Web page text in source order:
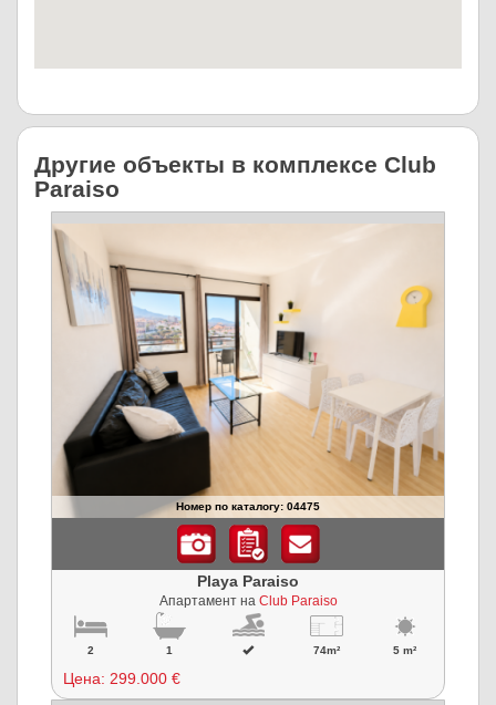
Другие объекты в комплексе Club
Paraiso
Номер по каталогу: 04475
Playa Paraiso
Апартамент на Club Paraiso
2 1 74m² 5 m²
Цена: 299.000 €